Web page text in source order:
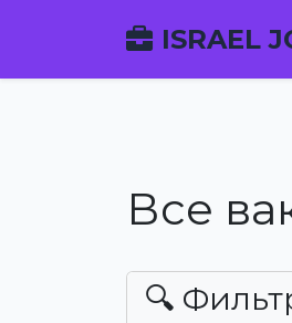
ISRAEL
Все
🔍